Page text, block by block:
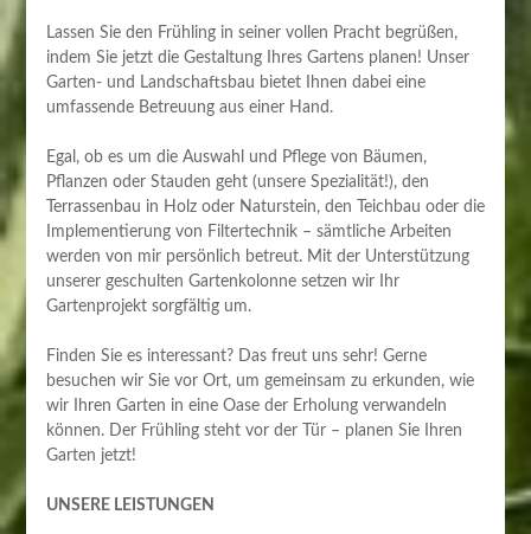
Lassen Sie den Frühling in seiner vollen Pracht begrüßen,
indem Sie jetzt die Gestaltung Ihres Gartens planen! Unser
Garten- und Landschaftsbau bietet Ihnen dabei eine
umfassende Betreuung aus einer Hand.
Egal, ob es um die Auswahl und Pflege von Bäumen,
Pflanzen oder Stauden geht (unsere Spezialität!), den
Terrassenbau in Holz oder Naturstein, den Teichbau oder die
Implementierung von Filtertechnik – sämtliche Arbeiten
werden von mir persönlich betreut. Mit der Unterstützung
unserer geschulten Gartenkolonne setzen wir Ihr
Gartenprojekt sorgfältig um.
Finden Sie es interessant? Das freut uns sehr! Gerne
besuchen wir Sie vor Ort, um gemeinsam zu erkunden, wie
wir Ihren Garten in eine Oase der Erholung verwandeln
können. Der Frühling steht vor der Tür – planen Sie Ihren
Garten jetzt!
UNSERE LEISTUNGEN